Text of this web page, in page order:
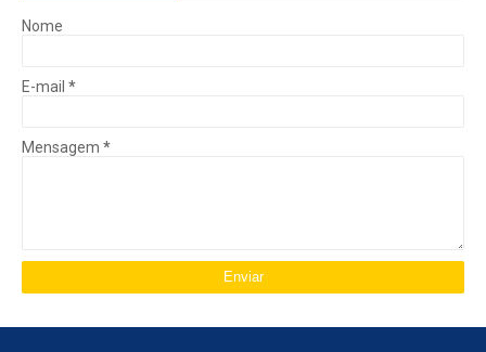
Nome
E-mail *
Mensagem *